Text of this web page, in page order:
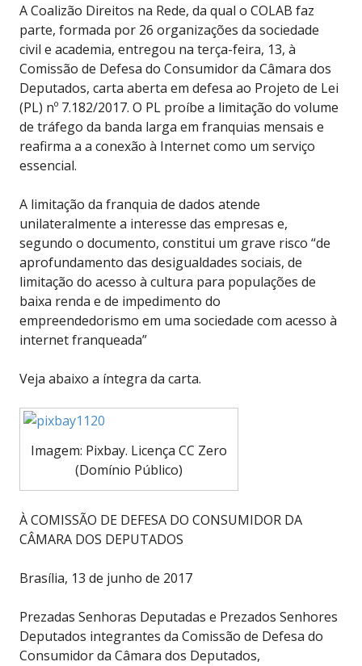
A Coalizão Direitos na Rede, da qual o COLAB faz
parte, formada por 26 organizações da sociedade
civil e academia, entregou na terça-feira, 13, à
Comissão de Defesa do Consumidor da Câmara dos
Deputados, carta aberta em defesa ao Projeto de Lei
(PL) nº 7.182/2017. O PL proíbe a limitação do volume
de tráfego da banda larga em franquias mensais e
reafirma a a conexão à Internet como um serviço
essencial.
A limitação da franquia de dados atende
unilateralmente a interesse das empresas e,
segundo o documento, constitui um grave risco “de
aprofundamento das desigualdades sociais, de
limitação do acesso à cultura para populações de
baixa renda e de impedimento do
empreendedorismo em uma sociedade com acesso à
internet franqueada”
Veja abaixo a íntegra da carta.
Imagem: Pixbay. Licença CC Zero
(Domínio Público)
À COMISSÃO DE DEFESA DO CONSUMIDOR DA
CÂMARA DOS DEPUTADOS
Brasília, 13 de junho de 2017
Prezadas Senhoras Deputadas e Prezados Senhores
Deputados integrantes da Comissão de Defesa do
Consumidor da Câmara dos Deputados,